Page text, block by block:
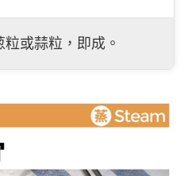
或蒜粒，即成。